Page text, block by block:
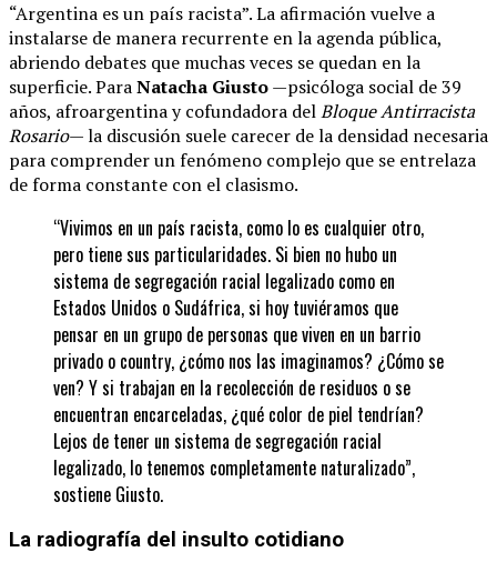
“Argentina es un país racista”. La afirmación vuelve a
instalarse de manera recurrente en la agenda pública,
abriendo debates que muchas veces se quedan en la
superficie. ParaNatacha Giusto—psicóloga social de 39
años, afroargentina y cofundadora delBloque Antirracista
Rosario— la discusión suele carecer de la densidad necesaria
para comprender un fenómeno complejo que se entrelaza
de forma constante con el clasismo.
“Vivimos en un país racista, como lo es cualquier otro,
pero tiene sus particularidades. Si bien no hubo un
sistema de segregación racial legalizado como en
Estados Unidos o Sudáfrica, si hoy tuviéramos que
pensar en un grupo de personas que viven en un barrio
privado o country, ¿cómo nos las imaginamos? ¿Cómo se
ven? Y si trabajan en la recolección de residuos o se
encuentran encarceladas, ¿qué color de piel tendrían?
Lejos de tener un sistema de segregación racial
legalizado, lo tenemos completamente naturalizado”,
sostiene Giusto.
La radiografía del insulto cotidiano